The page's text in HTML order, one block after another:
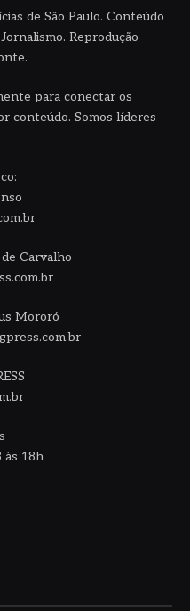
de São Paulo. Conteúdo
Reprodução
para conectar os
conteúdo. Somos líderes
Carvalho
Mororó
às 18h